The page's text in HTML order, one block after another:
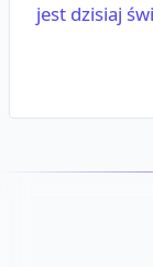
jest dzisiaj